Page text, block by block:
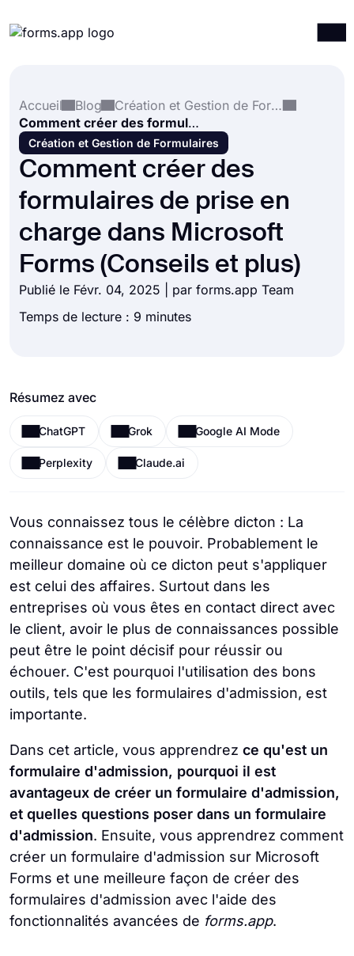
Intégrations
Modèles
Ressources
Tarification
Accueil
Blog
Création et Gestion de Formulaires
Comment créer des formulaires de prise en charge dans Microsoft Forms (Conseils et plus)
Création et Gestion de Formulaires
Comment créer des
formulaires de prise en
charge dans Microsoft
Forms (Conseils et plus)
Publié le Févr. 04, 2025 | par forms.app Team
Temps de lecture : 9 minutes
Résumez avec
ChatGPT Grok Google AI Mode
Perplexity Claude.ai
Vous connaissez tous le célèbre dicton : La
connaissance est le pouvoir. Probablement le
meilleur domaine où ce dicton peut s'appliquer
est celui des affaires. Surtout dans les
entreprises où vous êtes en contact direct avec
le client, avoir le plus de connaissances possible
peut être le point décisif pour réussir ou
échouer. C'est pourquoi l'utilisation des bons
outils, tels que les formulaires d'admission, est
importante.
Dans cet article, vous apprendrez ce qu'est un
formulaire d'admission, pourquoi il est
avantageux de créer un formulaire d'admission,
et quelles questions poser dans un formulaire
d'admission. Ensuite, vous apprendrez comment
créer un formulaire d'admission sur Microsoft
Forms et une meilleure façon de créer des
formulaires d'admission avec l'aide des
fonctionnalités avancées de forms.app.